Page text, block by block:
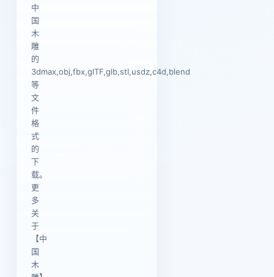
中
国
木
雕
的
3dmax,obj,fbx,glTF,glb,stl,usdz,c4d,blend
等
文
件
格
式
的
下
载。
更
多
关
于
【中
国
木